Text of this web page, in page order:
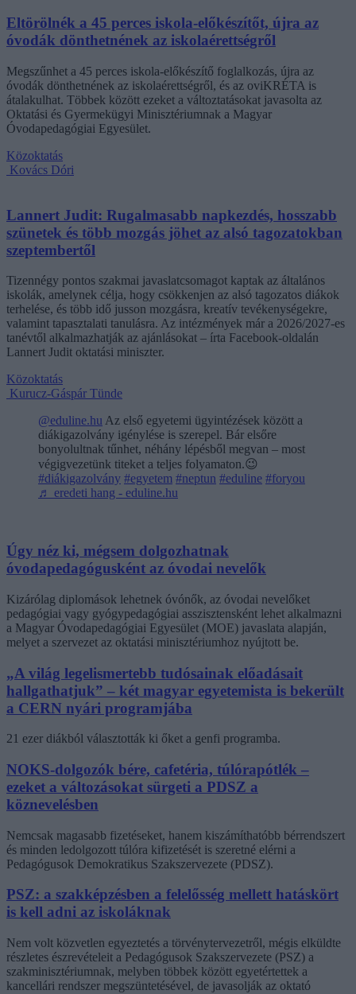
Eltörölnék a 45 perces iskola-előkészítőt, újra az
óvodák dönthetnének az iskolaérettségről
Megszűnhet a 45 perces iskola-előkészítő foglalkozás, újra az
óvodák dönthetnének az iskolaérettségről, és az oviKRÉTA is
átalakulhat. Többek között ezeket a változtatásokat javasolta az
Oktatási és Gyermekügyi Minisztériumnak a Magyar
Óvodapedagógiai Egyesület.
Közoktatás
Kovács Dóri
Lannert Judit: Rugalmasabb napkezdés, hosszabb
szünetek és több mozgás jöhet az alsó tagozatokban
szeptembertől
Tizennégy pontos szakmai javaslatcsomagot kaptak az általános
iskolák, amelynek célja, hogy csökkenjen az alsó tagozatos diákok
terhelése, és több idő jusson mozgásra, kreatív tevékenységekre,
valamint tapasztalati tanulásra. Az intézmények már a 2026/2027-es
tanévtől alkalmazhatják az ajánlásokat – írta Facebook-oldalán
Lannert Judit oktatási miniszter.
Közoktatás
Kurucz-Gáspár Tünde
@eduline.hu Az első egyetemi ügyintézések között a
diákigazolvány igénylése is szerepel. Bár elsőre
bonyolultnak tűnhet, néhány lépésből megvan – most
végigvezetünk titeket a teljes folyamaton.😉
#diákigazolvány #egyetem #neptun #eduline #foryou
♬ eredeti hang - eduline.hu
Úgy néz ki, mégsem dolgozhatnak
óvodapedagógusként az óvodai nevelők
Kizárólag diplomások lehetnek óvónők, az óvodai nevelőket
pedagógiai vagy gyógypedagógiai asszisztensként lehet alkalmazni
a Magyar Óvodapedagógiai Egyesület (MOE) javaslata alapján,
melyet a szervezet az oktatási minisztériumhoz nyújtott be.
„A világ legelismertebb tudósainak előadásait
hallgathatjuk” – két magyar egyetemista is bekerült
a CERN nyári programjába
21 ezer diákból választották ki őket a genfi programba.
NOKS-dolgozók bére, cafetéria, túlórapótlék –
ezeket a változásokat sürgeti a PDSZ a
köznevelésben
Nemcsak magasabb fizetéseket, hanem kiszámíthatóbb bérrendszert
és minden ledolgozott túlóra kifizetését is szeretné elérni a
Pedagógusok Demokratikus Szakszervezete (PDSZ).
PSZ: a szakképzésben a felelősség mellett hatáskört
is kell adni az iskoláknak
Nem volt közvetlen egyeztetés a törvénytervezetről, mégis elküldte
részletes észrevételeit a Pedagógusok Szakszervezete (PSZ) a
szakminisztériumnak, melyben többek között egyetértettek a
kancellári rendszer megszüntetésével, de javasolják az oktató